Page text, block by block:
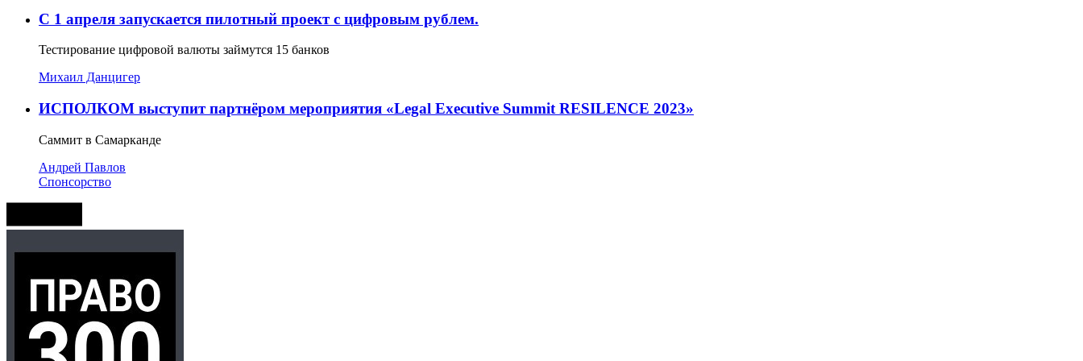
С 1 апреля запускается пилотный проект с цифровым рублем.
Тестирование цифровой валюты займутся 15 банков
Михаил Данцигер
ИСПОЛКОМ выступит партнёром мероприятия «Legal Executive Summit RESILENCE 2023»
Cаммит в Самарканде
Андрей Павлов
Спонсорство